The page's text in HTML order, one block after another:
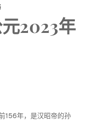
2023年
156年，是汉昭帝的孙